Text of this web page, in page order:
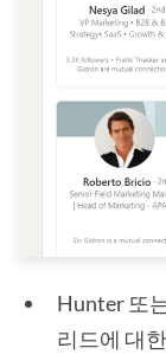
Hunter 또
리드에 대